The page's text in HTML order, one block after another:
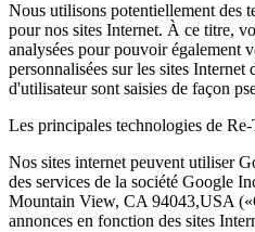
Nous utilisons potentiellement des
pour nos sites Internet. À ce titre,
analysées pour pouvoir également
personnalisées sur les sites Internet
d'utilisateur sont saisies de façon
Les principales technologies de
Nos sites internet peuvent utiliser
des services de la société Google
Mountain View, CA 94043,USA
annonces en fonction des sites